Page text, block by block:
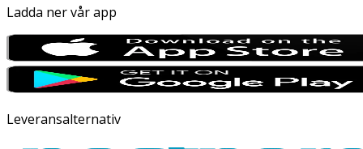
Ladda ner vår app
Leveransalternativ